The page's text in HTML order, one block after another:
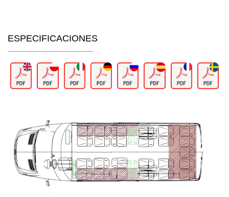
ESPECIFICACIONES